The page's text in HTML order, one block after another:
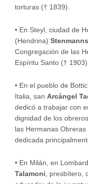
torturas († 1839).
• En Steyl, ciudad de
(Hendrina) Stenmanns
Congregación de las
Espíritu Santo (†
• En el pueblo de
Italia, san Arcángel
dedicó a trabajar con
dignidad de los
las Hermanas
dedicada
• En Milán, en
Talamoni, presbítero,